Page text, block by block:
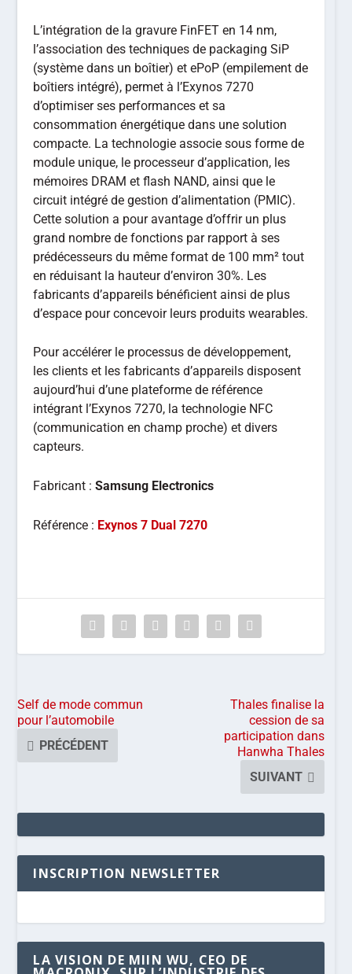
L’intégration de la gravure FinFET en 14 nm,
l’association des techniques de packaging SiP
(système dans un boîtier) et ePoP (empilement de
boîtiers intégré), permet à l’Exynos 7270
d’optimiser ses performances et sa
consommation énergétique dans une solution
compacte. La technologie associe sous forme de
module unique, le processeur d’application, les
mémoires DRAM et flash NAND, ainsi que le
circuit intégré de gestion d’alimentation (PMIC).
Cette solution a pour avantage d’offrir un plus
grand nombre de fonctions par rapport à ses
prédécesseurs du même format de 100 mm² tout
en réduisant la hauteur d’environ 30%. Les
fabricants d’appareils bénéficient ainsi de plus
d’espace pour concevoir leurs produits wearables.
Pour accélérer le processus de développement,
les clients et les fabricants d’appareils disposent
aujourd’hui d’une plateforme de référence
intégrant l’Exynos 7270, la technologie NFC
(communication en champ proche) et divers
capteurs.
Fabricant :Samsung Electronics
Référence : Exynos 7 Dual 7270
Self de mode commun
pour l’automobile
PRÉCÉDENT
Thales finalise la
cession de sa
participation dans
Hanwha Thales
SUIVANT
INSCRIPTION NEWSLETTER
LA VISION DE MIIN WU, CEO DE